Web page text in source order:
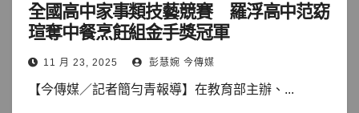
全國高中家事類技藝競賽 羅浮高中范窈
瑄奪中餐烹飪組金手獎冠軍
11 月 23, 2025 彭慧婉 今傳媒
【今傳媒／記者簡勻青報導】在教育部主辦、...